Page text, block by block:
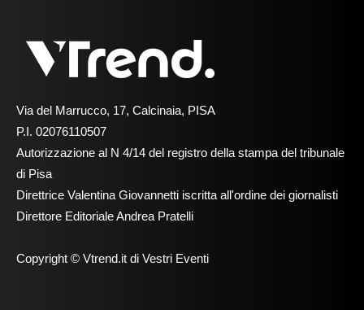
Via del Marrucco, 17, Calcinaia, PISA
P.I. 02076110507
Autorizzazione al N 4/14 del registro della stampa del tribunale
di Pisa
Direttrice Valentina Giovannetti iscritta all'ordine dei giornalisti
Direttore Editoriale Andrea Pratelli
Copyright © Vtrend.it di Vestri Eventi